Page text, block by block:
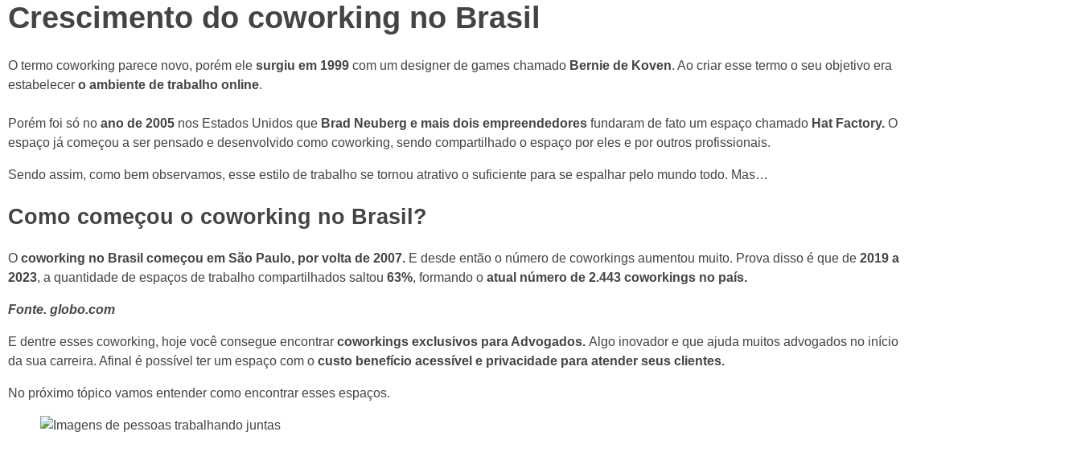
Crescimento do coworking no Brasil
O termo coworking parece novo, porém ele surgiu em 1999 com um designer de games chamado Bernie de Koven. Ao criar esse termo o seu objetivo era
estabelecer o ambiente de trabalho online.
Porém foi só no ano de 2005 nos Estados Unidos que Brad Neuberg e mais dois empreendedores fundaram de fato um espaço chamado Hat Factory. O
espaço já começou a ser pensado e desenvolvido como coworking, sendo compartilhado o espaço por eles e por outros profissionais.
Sendo assim, como bem observamos, esse estilo de trabalho se tornou atrativo o suficiente para se espalhar pelo mundo todo. Mas…
Como começou o coworking no Brasil?
O coworking no Brasil começou em São Paulo, por volta de 2007. E desde então o número de coworkings aumentou muito. Prova disso é que de 2019 a
2023, a quantidade de espaços de trabalho compartilhados saltou 63%, formando o atual número de 2.443 coworkings no país.
Fonte. globo.com
E dentre esses coworking, hoje você consegue encontrar coworkings exclusivos para Advogados. Algo inovador e que ajuda muitos advogados no início
da sua carreira. Afinal é possível ter um espaço com o custo benefício acessível e privacidade para atender seus clientes.
No próximo tópico vamos entender como encontrar esses espaços.